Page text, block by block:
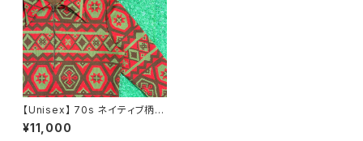
【Unisex】 70s ネイティブ柄
ハーフジップ トップス / 70年代
古着 オルテガ チマヨ ニット レ
¥11,000